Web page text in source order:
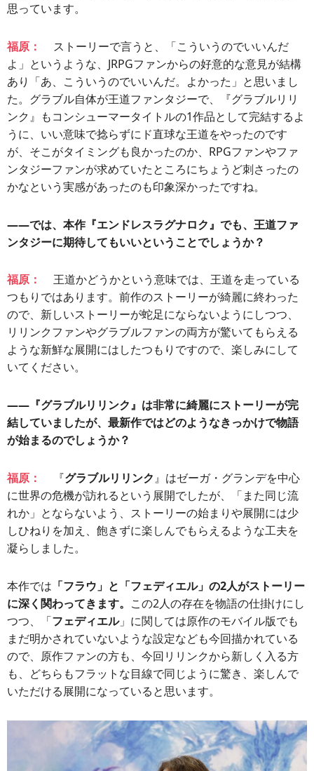
思っています。
福原：
ストーリーで言うと、「こういうのでいいんだ
よ」というような、JRPGファンからの好意的な意見が結構
あり「あ、こういうのでいいんだ。よかった」と思いまし
た。グラブル自体が王道ファンタジーで、『グラブルリリ
ンク』もコンシューマータイトルの1作品として完結するよ
うに、いい意味で捻らずにド直球な王道をやったのです
が、そこがタイミングも良かったのか、RPGファンやファ
ンタジーファンが求めていたところにちょうど刺さったの
かなという実感があったのも印象深かったですね。
――では、本作『エンドレスラグナロク』でも、王道ファ
ンタジーに期待してもいいということでしょうか？
福原：
王道かどうかという意味では、王道を走っている
つもりではあります。前作のストーリーが綺麗に終わった
ので、新しいストーリーが蛇足にならないようにしつつ、
リリンクファンやグラブルファンの両方が驚いてもらえる
ような新鮮な展開にはしたつもりですので、楽しみにして
いてください。
――『グラブルリリンク』は非常に綺麗にストーリーが完
結していましたが、最新作ではどのようなきっかけで物語
が始まるのでしょうか？
福原： 『グラブルリリンク』はゼーガ・グランデを中心
に世界の危機が訪れるという展開でしたが、「また同じ流
れか」とならないよう、ストーリーの始まりや展開には少
しひねりを加え、飽きずに楽しんでもらえるような工夫を
凝らしました。
本作では 「フラウ」と「フェディエル」の2人がストーリー
に深く関わってきます。 この2人の存在を物語の仕掛けにし
つつ、「フェディエル」に関しては原作のモバイル版でも
まだ明かされていないような設定なども今回描かれている
ので、原作ファンの方も、今回リリンクから新しく入る方
も、どちらもフラットな目線で同じように驚き、楽しんで
いただける展開になっていると思います。